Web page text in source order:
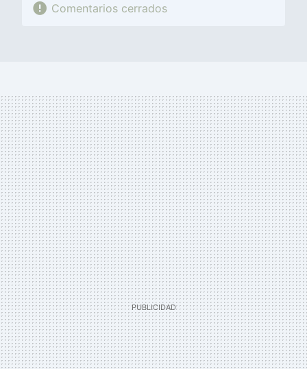
Comentarios cerrados